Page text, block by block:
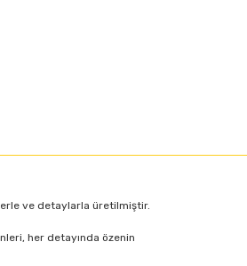
ve detaylarla üretilmiştir.
her detayında özenin